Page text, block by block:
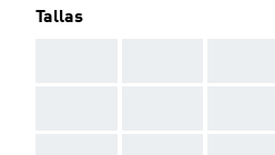
Tallas